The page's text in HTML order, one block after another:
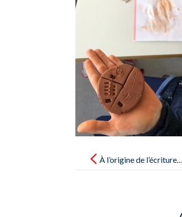
navigationÀ l’origine de